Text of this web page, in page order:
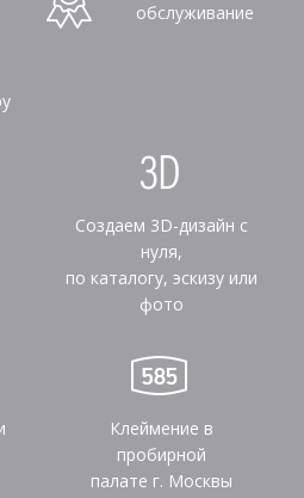
обслуживание
Создаем 3D-дизайн с
нуля,
по каталогу, эскизу или
фото
Клеймение в
пробирной
палате г. Москвы